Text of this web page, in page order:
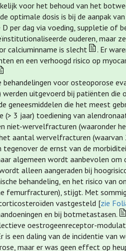
voor het behoud van het
optimale dosis is bij de aanpak
per dag via voeding, suppletie of
ouderen, maar
calciuminname is slecht
. Er
en een verhoogd risico op
behandelingen voor osteoporose
werden uitgevoerd bij patiënten
geneesmiddelen die het meest
(> 3 jaar) toediening van
niet-wervelfracturen (waaronder
aantal wervelfracturen
de ernst van de
algemeen wordt aanbevolen om
alleen aangeraden bij
behandeling, en het risico van
femurfracturen), stijgt. Met
vastgesteld [zie
en bij botmetastasen.
oestrogeenreceptor-
is een daling van de incidentie
maar er was geen effect op